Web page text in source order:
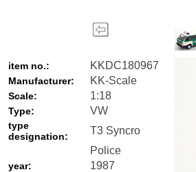
item no.: KKDC180967
Manufacturer: KK-Scale
Scale: 1:18
Type: VW
type
designation:
T3 Syncro
Police
year: 1987